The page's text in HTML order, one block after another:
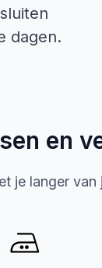
dagen.
en
je langer van